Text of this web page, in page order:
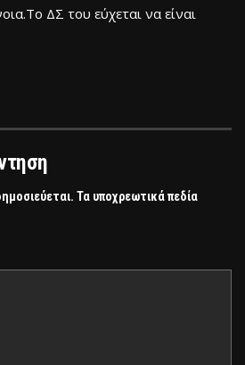
ΔΣ του εύχεται να είναι
Τα υποχρεωτικά πεδία